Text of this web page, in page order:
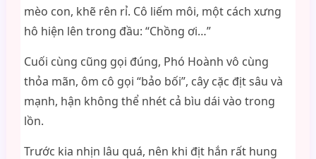
mèo con, khẽ rên rỉ. Cô liếm môi, một cách xưng
hô hiện lên trong đầu: “Chồng ơi…”
Cuối cùng cũng gọi đúng, Phó Hoành vô cùng
thỏa mãn, ôm cô gọi “bảo bối”, cây cặc địt sâu và
mạnh, hận không thể nhét cả bìu dái vào trong
lồn.
Trước kia nhịn lâu quá, nên khi địt hắn rất hung